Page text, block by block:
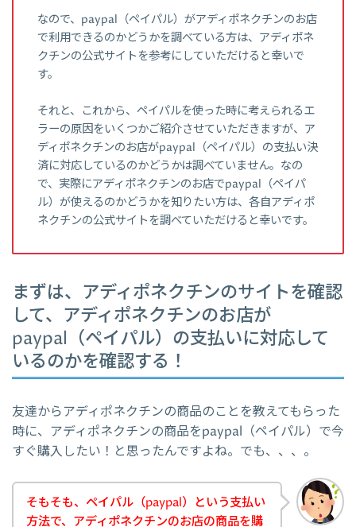
なので、paypal（ペイパル）がアディポネクチンのお店
で利用できるのかどうかを調べている方は、アディポネ
クチンの公式サイトを参考にしていただけると幸いで
す。
それと、これから、ペイパルを使った時に考えられるエ
ラーの原因をいくつかご紹介させていただきますが、ア
ディポネクチンのお店がpaypal（ペイパル）の支払い決
済に対応しているのかどうかは調べていません。なの
で、実際にアディポネクチンのお店でpaypal（ペイパ
ル）が使えるのかどうかを知りたい方は、各自アディポ
ネクチンの公式サイトを調べていただけると幸いです。
まずは、アディポネクチンのサイトを確認
して、アディポネクチンのお店が
paypal（ペイパル）の支払いに対応して
いるのかを確認する！
友達からアディポネクチンの商品のことを教えてもらった
時に、アディポネクチンの商品をpaypal（ペイパル）で今
すぐ購入したい！と思ったんですよね。でも、、、。
そもそも、ペイパル（paypal）という支払い
方法で、アディポネクチンのお店の商品を購